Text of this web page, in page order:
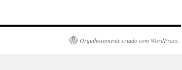
Orgulhosamente criado com WordPress.